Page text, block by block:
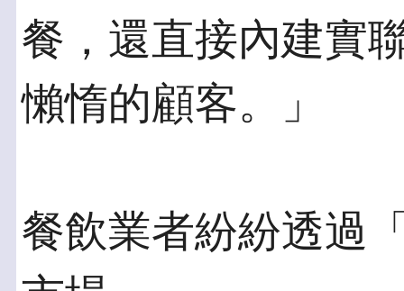
餐，還直接內建實
懶惰的顧客。」
餐飲業者紛紛透過